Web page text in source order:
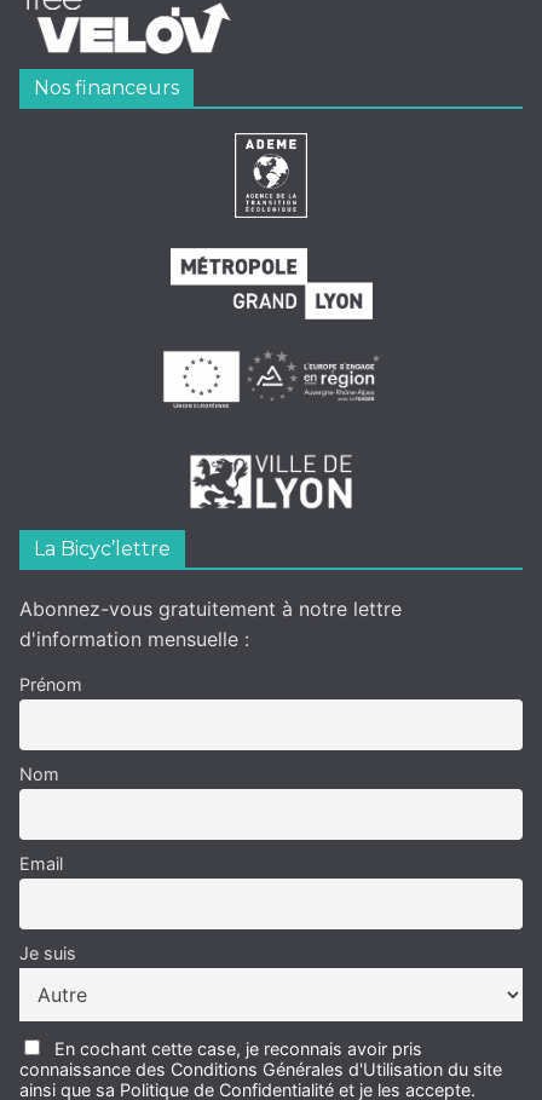
Nos financeurs
La Bicyc’lettre
Abonnez-vous gratuitement à notre lettre
d'information mensuelle :
Prénom
Nom
Email
Je suis
En cochant cette case, je reconnais avoir pris
connaissance des Conditions Générales d'Utilisation du site
ainsi que sa Politique de Confidentialité et je les accepte.